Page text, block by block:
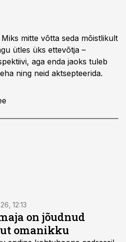
mitte võtta seda mõistlikult
ütles üks ettevõtja –
aga enda jaoks tuleb
ning neid aktsepteerida.
12:13
on jõudnud
omanikku